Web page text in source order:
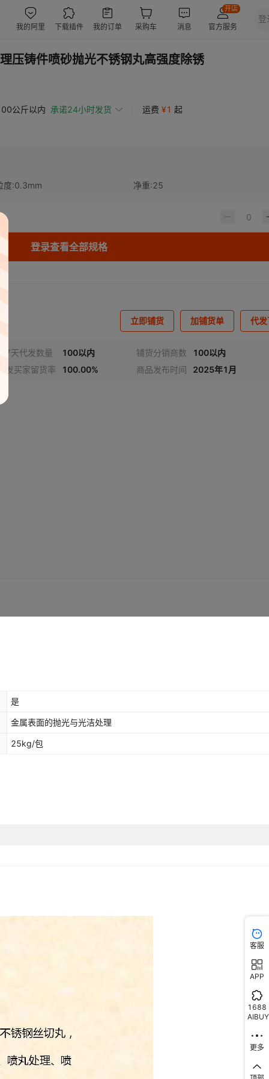
压铸件喷砂抛光不锈钢丸高强度除锈
公斤以内 承诺24小时发货 运费 ¥1 起
度:0.3mm 净重:25
登录查看全部规格
立即铺货 加铺货单 代
7天代发数量 100以内 铺货分销商数
100以内
发买家留货率
100.00% 商品发布时间 2025年1月
是
金属表面的抛光与光洁处理
25kg/包
客服
APP
1688
AIBUY
更多